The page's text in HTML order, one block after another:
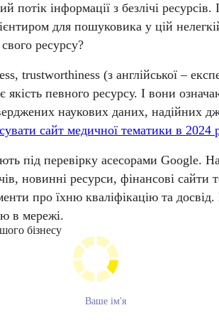
потік інформації з безлічі
для пошуковика у цій
ресурсу?
trustworthiness (з англійської –
якість певного ресурсу. І вони
наукових даних, надійних
сайт медичної тематики в 2024
під перевірку асесорами Google.
новинні ресурси, фінансові
про їхню кваліфікацію та
в мережі.
бізнесу